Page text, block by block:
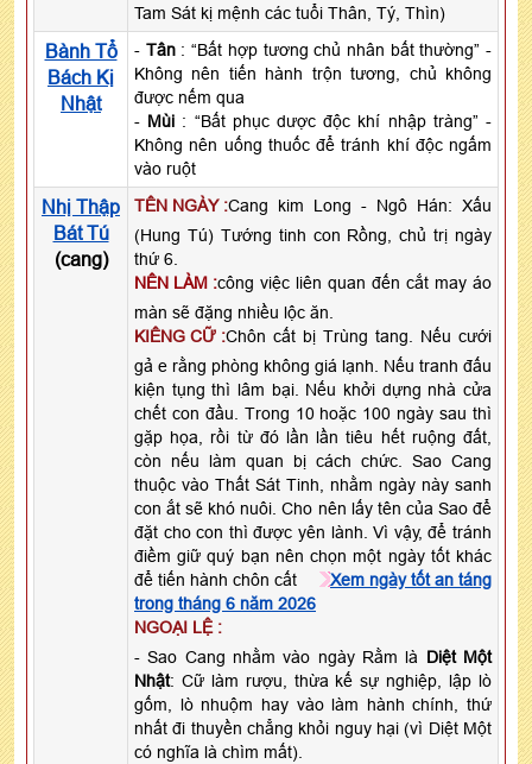
Tam Sát kị mệnh các tuổi Thân, Tý, Thìn)
Bành Tổ
Bách Kị
Nhật
- Tân: “Bất hợp tương chủ nhân bất thường” -
Không nên tiến hành trộn tương, chủ không
được nếm qua
- Mùi : “Bất phục dược độc khí nhập tràng” -
Không nên uống thuốc để tránh khí độc ngấm
vào ruột
Nhị Thập
Bát Tú
(cang)
TÊN NGÀY :Cang kim Long - Ngô Hán: Xấu
(Hung Tú) Tướng tinh con Rồng, chủ trị ngày
thứ 6.
NÊN LÀM :công việc liên quan đến cắt may áo
màn sẽ đặng nhiều lộc ăn.
KIÊNG CỮ :Chôn cất bị Trùng tang. Nếu cưới
gả e rằng phòng không giá lạnh. Nếu tranh đấu
kiện tụng thì lâm bại. Nếu khởi dựng nhà cửa
chết con đầu. Trong 10 hoặc 100 ngày sau thì
gặp họa, rồi từ đó lần lần tiêu hết ruộng đất,
còn nếu làm quan bị cách chức. Sao Cang
thuộc vào Thất Sát Tinh, nhằm ngày này sanh
con ắt sẽ khó nuôi. Cho nên lấy tên của Sao để
đặt cho con thì được yên lành. Vì vậy, để tránh
điềm giữ quý bạn nên chọn một ngày tốt khác
để tiến hành chôn cất
Xem ngày tốt an táng
trong tháng 6 năm 2026
NGOẠI LỆ :
- Sao Cang nhằm vào ngày Rằm là Diệt Một
Nhật: Cữ làm rượu, thừa kế sự nghiệp, lập lò
gốm, lò nhuộm hay vào làm hành chính, thứ
nhất đi thuyền chẳng khỏi nguy hại (vì Diệt Một
có nghĩa là chìm mất).